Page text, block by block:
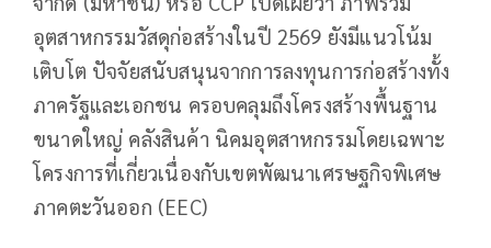
อุตสาหกรรมวัสดุก่อสร้างในปี 2569 ยังมีแนวโน้ม
เติบโต ปัจจัยสนับสนุนจากการลงทุนการก่อสร้างทั้ง
ภาครัฐและเอกชน ครอบคลุมถึงโครงสร้างพื้นฐาน
ขนาดใหญ่ คลังสินค้า นิคมอุตสาหกรรมโดยเฉพาะ
โครงการที่เกี่ยวเนื่องกับเขตพัฒนาเศรษฐกิจพิเศษ
ภาคตะวันออก (EEC)